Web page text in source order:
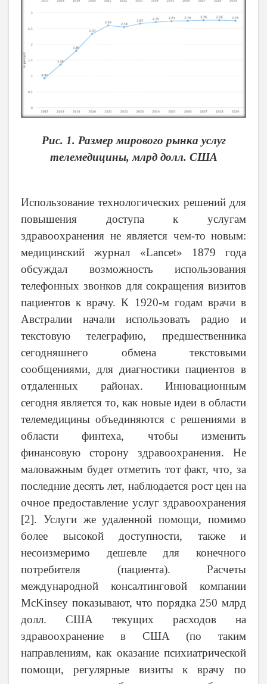
Рис. 1. Размер мирового рынка услуг
телемедицины, млрд долл. США
Использование технологических решений для
повышения доступа к услугам
здравоохранения не является чем-то новым:
медицинский журнал «Lancet» 1879 года
обсуждал возможность использования
телефонных звонков для сокращения визитов
пациентов к врачу. К 1920-м годам врачи в
Австралии начали использовать радио и
текстовую телеграфию, предшественника
сегодняшнего обмена текстовыми
сообщениями, для диагностики пациентов в
отдаленных районах. Инновационным
сегодня является то, как новые идеи в области
телемедицины объединяются с решениями в
области финтеха, чтобы изменить
финансовую сторону здравоохранения. Не
маловажным будет отметить тот факт, что, за
последние десять лет, наблюдается рост цен на
очное предоставление услуг здравоохранения
[2]. Услуги же удаленной помощи, помимо
более высокой доступности, также и
несоизмеримо дешевле для конечного
потребителя (пациента). Расчеты
международной консалтинговой компании
McKinsey показывают, что порядка 250 млрд
долл. США текущих расходов на
здравоохранение в США (по таким
направлениям, как оказание психиатрической
помощи, регулярные визиты к врачу по